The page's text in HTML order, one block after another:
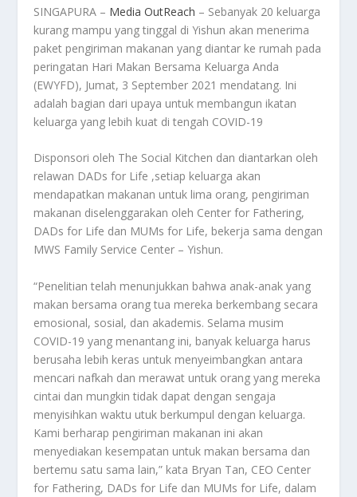
SINGAPURA – Media OutReach – Sebanyak 20 keluarga
kurang mampu yang tinggal di Yishun akan menerima
paket pengiriman makanan yang diantar ke rumah pada
peringatan Hari Makan Bersama Keluarga Anda
(EWYFD), Jumat, 3 September 2021 mendatang. Ini
adalah bagian dari upaya untuk membangun ikatan
keluarga yang lebih kuat di tengah COVID-19
Disponsori oleh The Social Kitchen dan diantarkan oleh
relawan DADs for Life ,setiap keluarga akan
mendapatkan makanan untuk lima orang, pengiriman
makanan diselenggarakan oleh Center for Fathering,
DADs for Life dan MUMs for Life, bekerja sama dengan
MWS Family Service Center – Yishun.
“Penelitian telah menunjukkan bahwa anak-anak yang
makan bersama orang tua mereka berkembang secara
emosional, sosial, dan akademis. Selama musim
COVID-19 yang menantang ini, banyak keluarga harus
berusaha lebih keras untuk menyeimbangkan antara
mencari nafkah dan merawat untuk orang yang mereka
cintai dan mungkin tidak dapat dengan sengaja
menyisihkan waktu utuk berkumpul dengan keluarga.
Kami berharap pengiriman makanan ini akan
menyediakan kesempatan untuk makan bersama dan
bertemu satu sama lain,” kata Bryan Tan, CEO Center
for Fathering, DADs for Life dan MUMs for Life, dalam